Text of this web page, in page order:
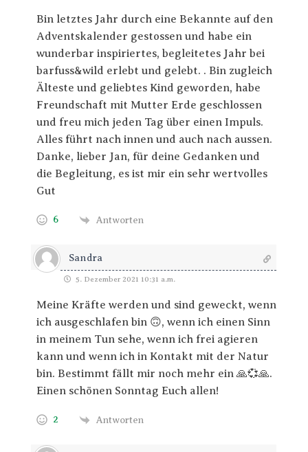
Bin letztes Jahr durch eine Bekannte auf den
Adventskalender gestossen und habe ein
wunderbar inspiriertes, begleitetes Jahr bei
barfuss&wild erlebt und gelebt. . Bin zugleich
Älteste und geliebtes Kind geworden, habe
Freundschaft mit Mutter Erde geschlossen
und freu mich jeden Tag über einen Impuls.
Alles führt nach innen und auch nach aussen.
Danke, lieber Jan, für deine Gedanken und
die Begleitung, es ist mir ein sehr wertvolles
Gut
6 Antworten
Sandra
5. Dezember 2021 10:31 a.m.
Meine Kräfte werden und sind geweckt, wenn
ich ausgeschlafen bin 🙃, wenn ich einen Sinn
in meinem Tun sehe, wenn ich frei agieren
kann und wenn ich in Kontakt mit der Natur
bin. Bestimmt fällt mir noch mehr ein 🙏💞🙏.
Einen schönen Sonntag Euch allen!
2 Antworten